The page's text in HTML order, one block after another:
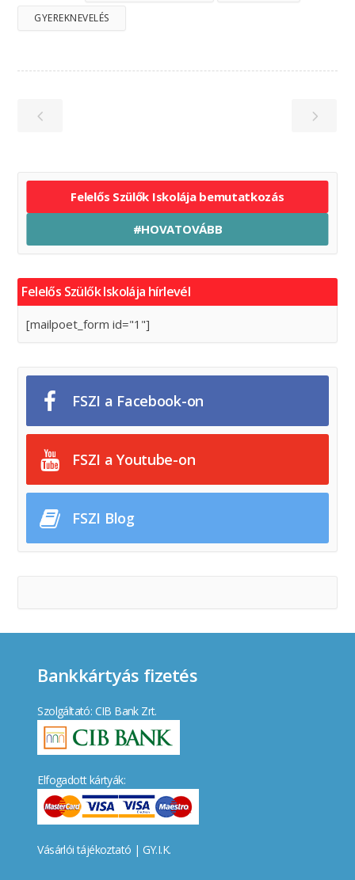
GYEREKNEVELÉS
Felelős Szülők Iskolája bemutatkozás
#HOVATOVÁBB
Felelős Szülők Iskolája hírlevél
[mailpoet_form id="1"]
FSZI a Facebook-on
FSZI a Youtube-on
FSZI Blog
Bankkártyás fizetés
Szolgáltató: CIB Bank Zrt.
Elfogadott kártyák:
Vásárlói tájékoztató | GY.I.K.